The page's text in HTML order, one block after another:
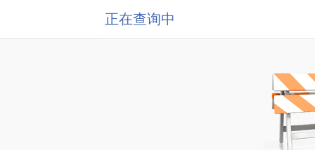
正在查询中